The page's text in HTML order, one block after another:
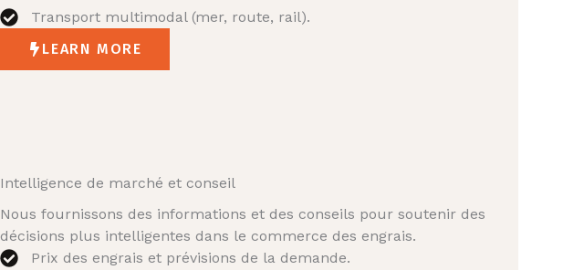
Transport multimodal (mer, route, rail).
LEARN MORE
Intelligence de marché et conseil
Nous fournissons des informations et des conseils pour soutenir des
décisions plus intelligentes dans le commerce des engrais.
Prix des engrais et prévisions de la demande.